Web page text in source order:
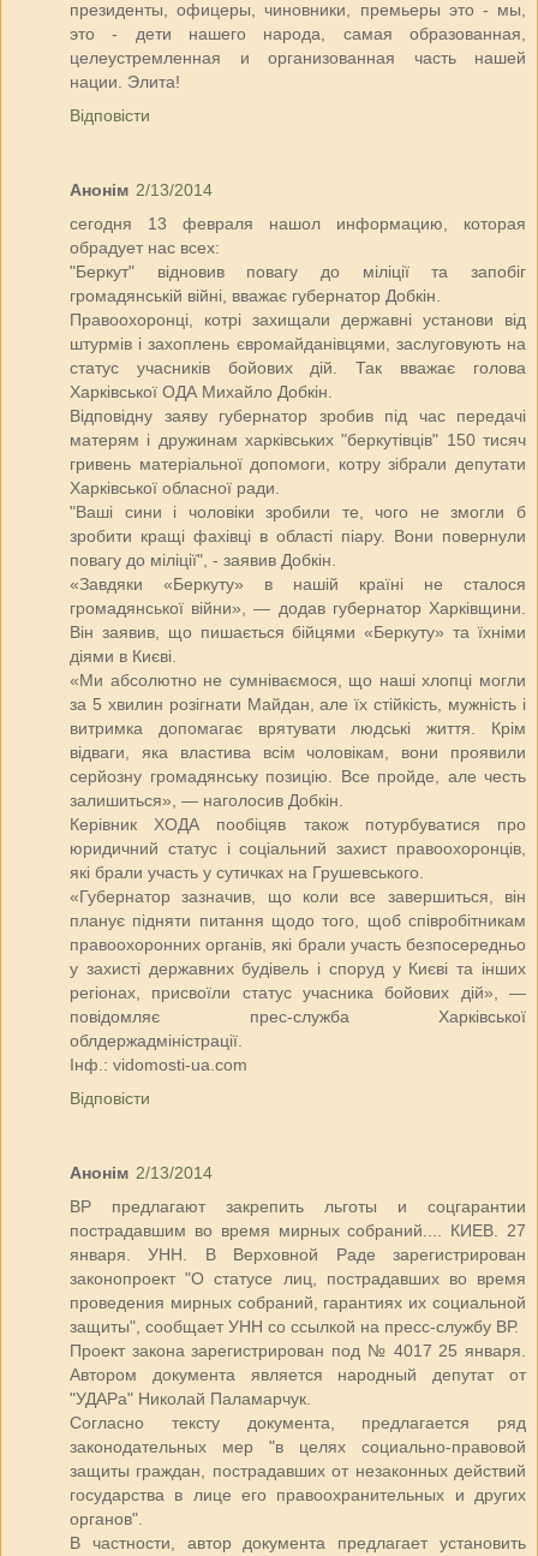
президенты, офицеры, чиновники, премьеры это - мы,
это - дети нашего народа, самая образованная,
целеустремленная и организованная часть нашей
нации. Элита!
Відповісти
Анонім 2/13/2014
сегодня 13 февраля нашол информацию, которая
обрадует нас всех:
"Беркут" відновив повагу до міліції та запобіг
громадянській війні, вважає губернатор Добкін.
Правоохоронці, котрі захищали державні установи від
штурмів і захоплень євромайданівцями, заслуговують на
статус учасників бойових дій. Так вважає голова
Харківської ОДА Михайло Добкін.
Відповідну заяву губернатор зробив під час передачі
матерям і дружинам харківських "беркутівців" 150 тисяч
гривень матеріальної допомоги, котру зібрали депутати
Харківської обласної ради.
"Ваші сини і чоловіки зробили те, чого не змогли б
зробити кращі фахівці в області піару. Вони повернули
повагу до міліції", - заявив Добкін.
«Завдяки «Беркуту» в нашій країні не сталося
громадянської війни», — додав губернатор Харківщини.
Він заявив, що пишається бійцями «Беркуту» та їхніми
діями в Києві.
«Ми абсолютно не сумніваємося, що наші хлопці могли
за 5 хвилин розігнати Майдан, але їх стійкість, мужність і
витримка допомагає врятувати людські життя. Крім
відваги, яка властива всім чоловікам, вони проявили
серйозну громадянську позицію. Все пройде, але честь
залишиться», — наголосив Добкін.
Керівник ХОДА пообіцяв також потурбуватися про
юридичний статус і соціальний захист правоохоронців,
які брали участь у сутичках на Грушевського.
«Губернатор зазначив, що коли все завершиться, він
планує підняти питання щодо того, щоб співробітникам
правоохоронних органів, які брали участь безпосередньо
у захисті державних будівель і споруд у Києві та інших
регіонах, присвоїли статус учасника бойових дій», —
повідомляє прес-служба Харківської
облдержадміністрації.
Інф.: vidomosti-ua.com
Відповісти
Анонім 2/13/2014
ВР предлагают закрепить льготы и соцгарантии
пострадавшим во время мирных собраний.... КИЕВ. 27
января. УНН. В Верховной Раде зарегистрирован
законопроект "О статусе лиц, пострадавших во время
проведения мирных собраний, гарантиях их социальной
защиты", сообщает УНН со ссылкой на пресс-службу ВР.
Проект закона зарегистрирован под № 4017 25 января.
Автором документа является народный депутат от
"УДАРа" Николай Паламарчук.
Согласно тексту документа, предлагается ряд
законодательных мер "в целях социально-правовой
защиты граждан, пострадавших от незаконных действий
государства в лице его правоохранительных и других
органов".
В частности, автор документа предлагает установить